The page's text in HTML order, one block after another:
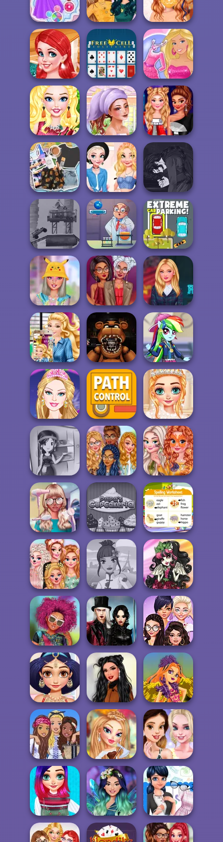
Bookworm Vibes
Tester
Clash Of Armour
Barbie's Pretty
Lace Dress
Princesses
Choose Your
Style
Pandemic Mask
Decoration
Super Cute
Princesses
Treehous...
Free Cell Solitaire
Barbie's
Romantic Date
Princesses Fruity
Nails
My Glow Up
Journey
Summer Make...
Princesses This
Is Future
Rapunzel's Blog
Travel Fashion
Elsa Vs Rapunzel
Fashion Game
Manga Creator
Vampire Hunter
P...
Post Apocalyptic
Truck Trial
Chemistry Set
Balance
Extreme Car
Parking
Ever After High
Dolls #kidcore
Princesses
Multilayered
Fashio...
Riverdale Looks
Barbie's New
Smart Phone
FNAF: Night at
the Dentist
Rainbow Pony
Barbie's Movie
Inspired Outfit...
Path Control
Sisters High
School Prom
Sara's Cooking
Class:
Thanksgi...
Princesses: Hello
Spring
Princesses
Autumn
Celebrations
Nerd To Popular
Makeover Mania
Papa's
Cupcakeria
Correct Word
Princesses
Sleepover Party
Fashion
Designer World
Tour
Gargoyle
Princess
Afropunk
Princesses
Twilight
Enchantment
Vampire R...
Celebrities
Joking Around
Arabian Princess
Visiting Home
Dreamy Winter
Date
Phoenix Princess
Barbie In Greece
Fairyland
Fashion Dolls
Princesses
Rooftop Party